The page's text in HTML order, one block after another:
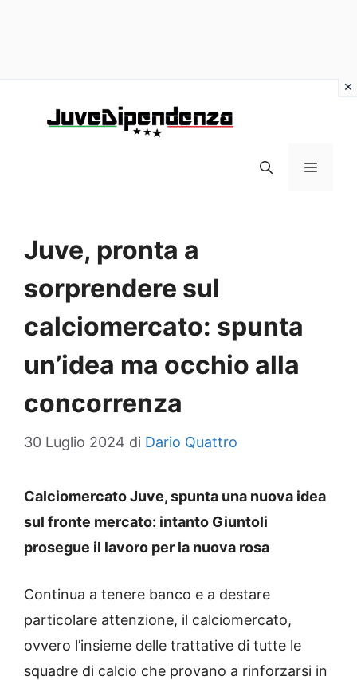
MENU
Juve, pronta a
sorprendere sul
calciomercato: spunta
un’idea ma occhio alla
concorrenza
30 Luglio 2024 di Dario Quattro
Calciomercato Juve, spunta una nuova idea
sul fronte mercato: intanto Giuntoli
prosegue il lavoro per la nuova rosa
Continua a tenere banco e a destare
particolare attenzione, il calciomercato,
ovvero l’insieme delle trattative di tutte le
squadre di calcio che provano a rinforzarsi in